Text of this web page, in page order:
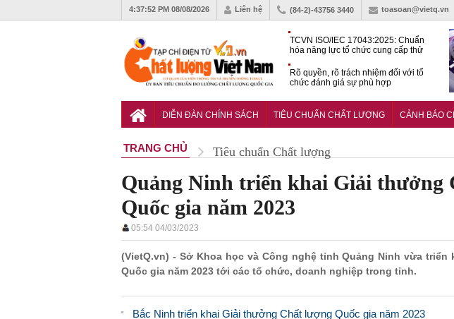
4:37:52 PM 08/08/2026 Liên hệ (84-2)-43756 3440 toasoan@vietq.vn
TCVN ISO/IEC 17043:2025: Chuẩn
hóa năng lực tổ chức cung cấp thử
Rõ quyền, rõ trách nhiệm đối với tổ
chức đánh giá sự phù hợp
Công cụ định hướng tổng thể, dài
DIỄN ĐÀN CHÍNH SÁCH TIÊU CHUẨN CHẤT LƯỢNG CẢNH BÁO
TRANG CHỦ Tiêu chuẩn Chất lượng
Quảng Ninh triển khai Giải thưởng
Quốc gia năm 2023
05:54 04/03/2023
(VietQ.vn) - Sở Khoa học và Công nghệ tỉnh Quảng Ninh vừa
Quốc gia năm 2023 tới các tổ chức, doanh nghiệp trong tỉnh.
Bắc Ninh triển khai Giải thưởng Chất lượng Quốc gia năm 2023